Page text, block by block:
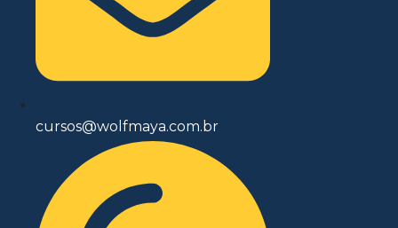
cursos@wolfmaya.com.br